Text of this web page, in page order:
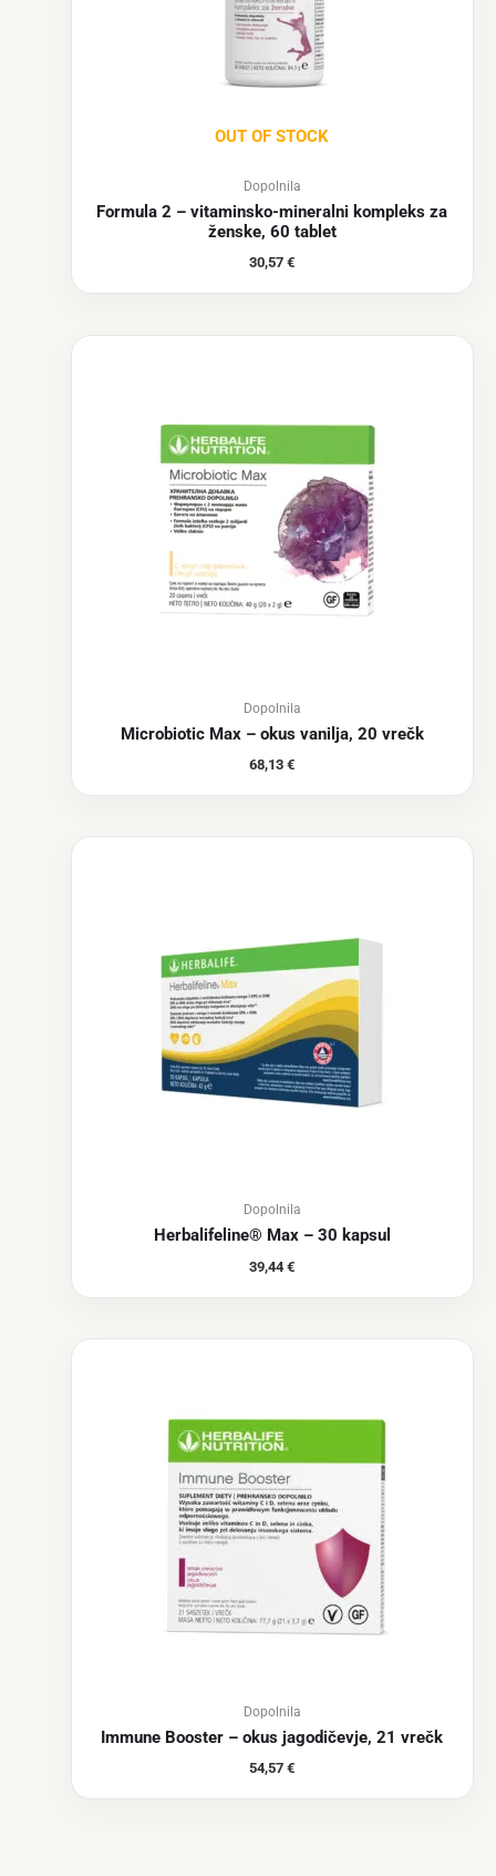
OUT OF STOCK
Dopolnila
Formula 2 – vitaminsko-mineralni kompleks za
ženske, 60 tablet
30,57€
Dopolnila
Microbiotic Max – okus vanilja, 20 vrečk
68,13€
Dopolnila
Herbalifeline® Max – 30 kapsul
39,44€
Dopolnila
Immune Booster – okus jagodičevje, 21 vrečk
54,57€